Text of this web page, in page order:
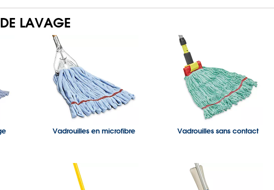
LAVAGE
Vadrouilles en microfibre Vadrouilles sans contact